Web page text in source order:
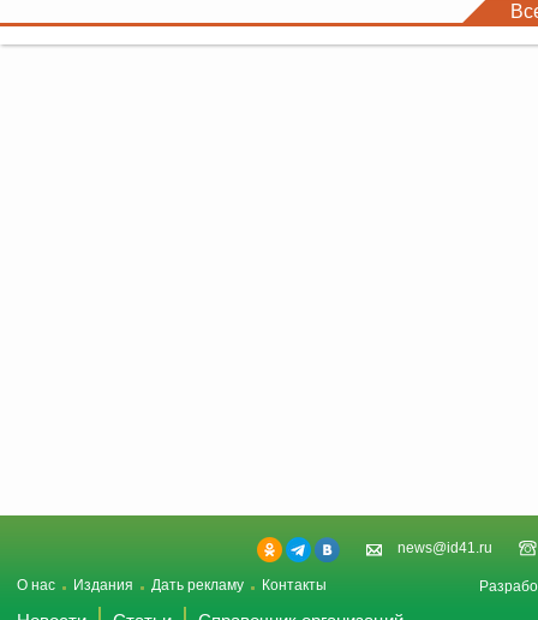
news@id41.ru
О нас Издания Дать рекламу Контакты